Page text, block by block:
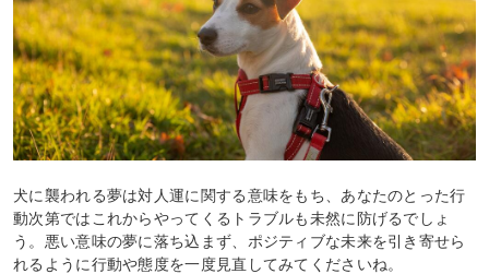
犬に襲われる夢は対人運に関する意味をもち、あなたのとった行
動次第ではこれからやってくるトラブルも未然に防げるでしょ
う。悪い意味の夢に落ち込まず、ポジティブな未来を引き寄せら
れるように行動や態度を一度見直してみてくださいね。